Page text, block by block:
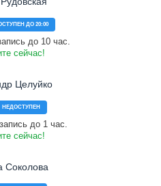
ДО 20:00
до 10 час.
сейчас!
Целуйко
НЕДОСТУПЕН
до 1 час.
сейчас!
Соколова